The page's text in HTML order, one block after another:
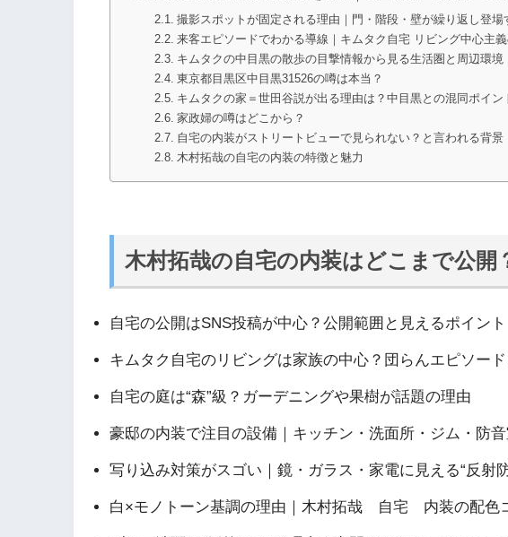
撮影スポットが固定される理由｜門・階段・壁が繰り返し登場
来客エピソードでわかる導線｜キムタク自宅 リビング中心主
キムタクの中目黒の散歩の目撃情報から見る生活圏と周辺環境
東京都目黒区中目黒31526の噂は本当？
キムタクの家＝世田谷説が出る理由は？中目黒との混同ポイン
家政婦の噂はどこから？
自宅の内装がストリートビューで見られない？と言われる背景
木村拓哉の自宅の内装の特徴と魅力
木村拓哉の自宅の内装はどこまで公開
自宅の公開はSNS投稿が中心？公開範囲と見えるポイント
キムタク自宅のリビングは家族の中心？団らんエピソー
自宅の庭は“森”級？ガーデニングや果樹が話題の理由
豪邸の内装で注目の設備｜キッチン・洗面所・ジム・防
写り込み対策がスゴい｜鏡・ガラス・家電に見える“反射
白×モノトーン基調の理由｜木村拓哉 自宅 内装の配色